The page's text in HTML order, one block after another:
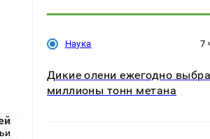
Наука 7
Дикие олени ежегодно
миллионы тонн метана